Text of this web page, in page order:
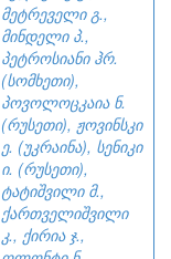
მეტრეველი გ.,
მინდელი პ.,
პეტროსიანი ჰრ.
(სომხეთი),
პოვოლოცკაია ნ.
(რუსეთი), ჟოვინსკი
ე. (უკრაინა), სენიკი
ი. (რუსეთი),
ტატიშვილი მ.,
ქართველიშვილი
კ., ქირია ჯ.,